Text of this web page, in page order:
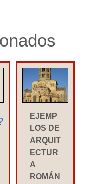
EJEMP
LOS DE
ARQUIT
ECTUR
A
ROMÁN